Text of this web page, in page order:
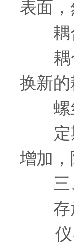
表面
耦
耦合
换新
螺
定期
增加
三、
存
仪器